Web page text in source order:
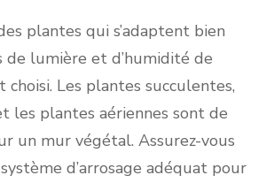
plantes qui s’adaptent bien
de lumière et d’humidité de
choisi. Les plantes succulentes,
les plantes aériennes sont de
un mur végétal. Assurez-vous
d’arrosage adéquat pour